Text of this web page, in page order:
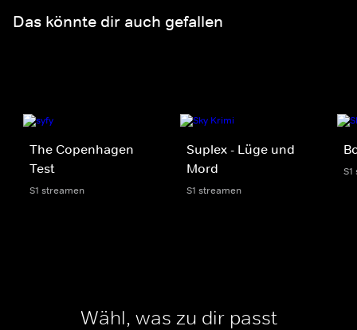
Das könnte dir auch gefallen
The Copenhagen
Test
S1 streamen
Suplex - Lüge und
Mord
S1 streamen
Wähl, was zu dir passt